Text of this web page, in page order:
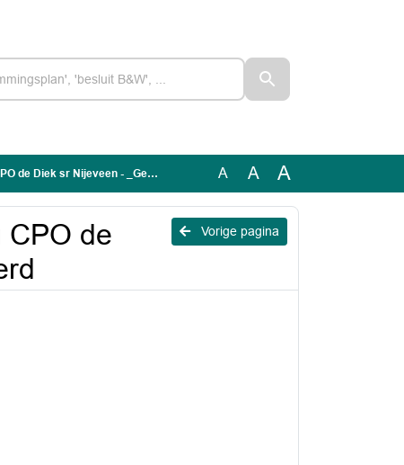
sr Nijeveen - _Geanonimiseerd A A A
Vorige pagina
CPO de